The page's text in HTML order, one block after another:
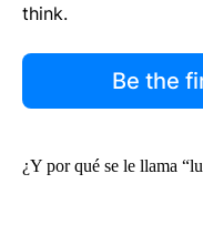
think.
Be the
¿Y por qué se le llama